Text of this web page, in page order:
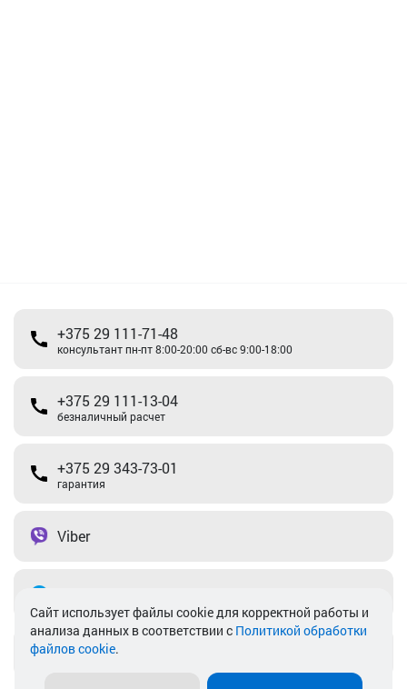
+375 29 111-71-48
консультант пн-пт 8:00-20:00 сб-вс 9:00-18:00
+375 29 111-13-04
безналичный расчет
+375 29 343-73-01
гарантия
Viber
info@akkamulik.by
Cайт использует файлы cookie для корректной работы и
анализа данных в соответствии с Политикой обработки
файлов cookie.